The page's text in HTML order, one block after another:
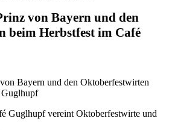
von Bayern und den
beim Herbstfest im Café
Guglhupf vereint Oktoberfestwirte und